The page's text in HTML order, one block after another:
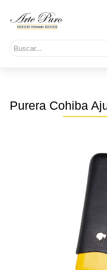
Purera Cohiba